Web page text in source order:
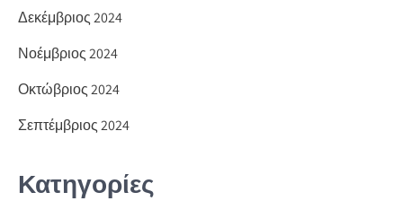
Δεκέμβριος 2024
Νοέμβριος 2024
Οκτώβριος 2024
Σεπτέμβριος 2024
Κατηγορίες